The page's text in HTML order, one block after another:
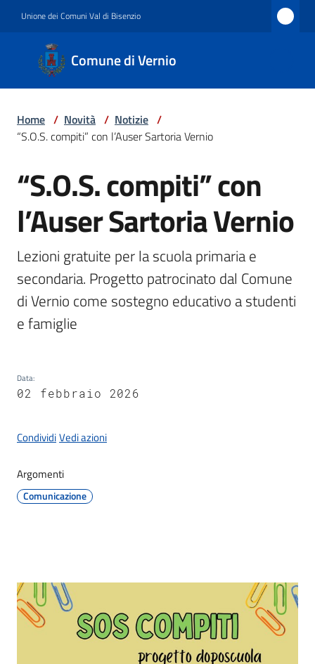
Unione dei Comuni Val di Bisenzio
Comune di Vernio
Comune
di
Vernio
Novità
Servizi
Documenti
Seguici
Home / Novità / Notizie /
“S.O.S. compiti” con l’Auser Sartoria Vernio
Salta al contenuto
“S.O.S. compiti” con
l’Auser Sartoria Vernio
Lezioni gratuite per la scuola primaria e
secondaria. Progetto patrocinato dal Comune
di Vernio come sostegno educativo a studenti
e famiglie
Data:
02 febbraio 2026
CondividiVedi azioni
Argomenti
Comunicazione